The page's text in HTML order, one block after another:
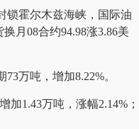
锁霍尔木兹海峡，国际油
月08合约94.98涨3.86美
万吨，增加8.22%。
加1.43万吨，涨幅2.14%；